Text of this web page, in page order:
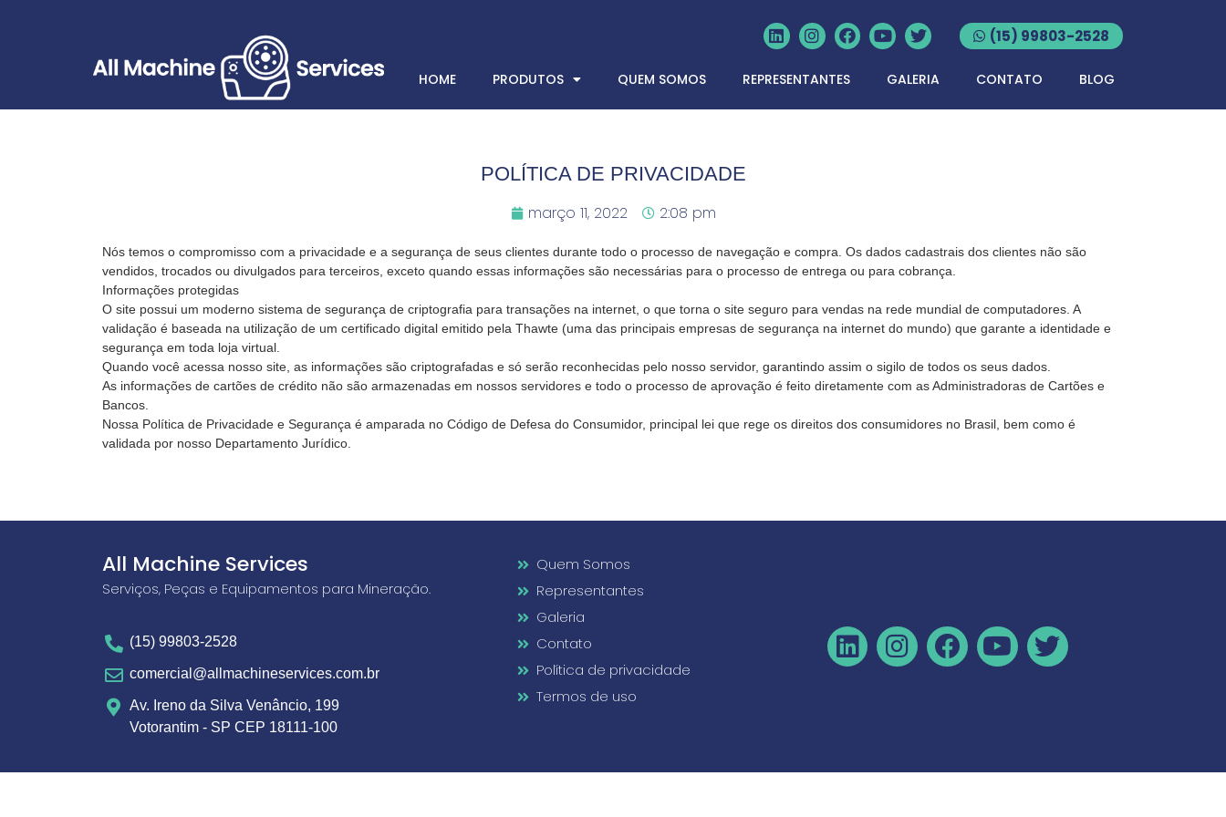
(15) 99803-2528
HOME PRODUTOS QUEM SOMOS REPRESENTANTES GALERIA CONTATO BLOG
POLÍTICA DE PRIVACIDADE
março 11, 2022 2:08 pm
Nós temos o compromisso com a privacidade e a segurança de seus clientes durante todo o processo de navegação e compra. Os dados cadastrais dos clientes não são
vendidos, trocados ou divulgados para terceiros, exceto quando essas informações são necessárias para o processo de entrega ou para cobrança.
Informações protegidas
O site possui um moderno sistema de segurança de criptografia para transações na internet, o que torna o site seguro para vendas na rede mundial de computadores. A
validação é baseada na utilização de um certificado digital emitido pela Thawte (uma das principais empresas de segurança na internet do mundo) que garante a identidade e
segurança em toda loja virtual.
Quando você acessa nosso site, as informações são criptografadas e só serão reconhecidas pelo nosso servidor, garantindo assim o sigilo de todos os seus dados.
As informações de cartões de crédito não são armazenadas em nossos servidores e todo o processo de aprovação é feito diretamente com as Administradoras de Cartões e
Bancos.
Nossa Política de Privacidade e Segurança é amparada no Código de Defesa do Consumidor, principal lei que rege os direitos dos consumidores no Brasil, bem como é
validada por nosso Departamento Jurídico.
All Machine Services
Serviços, Peças e Equipamentos para Mineração.
(15) 99803-2528
comercial@allmachineservices.com.br
Av. Ireno da Silva Venâncio, 199
Votorantim - SP CEP 18111-100
Quem Somos
Representantes
Galeria
Contato
Política de privacidade
Termos de uso